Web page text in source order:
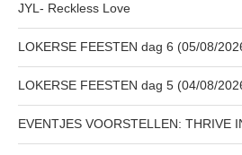
JYL- Reckless Love
LOKERSE FEESTEN dag 6 (05/08/
LOKERSE FEESTEN dag 5 (04/08/
EVENTJES VOORSTELLEN: THRIVE